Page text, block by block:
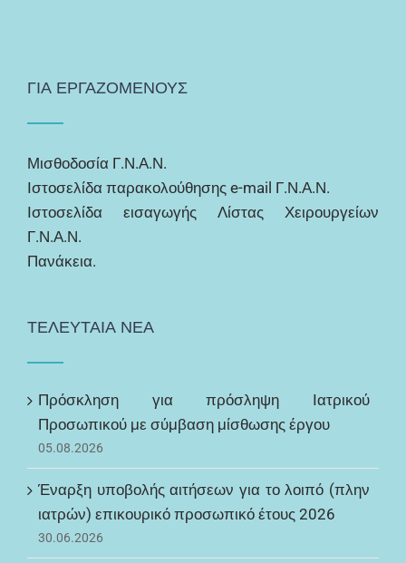
ΓΙΑ ΕΡΓΑΖΟΜΕΝΟΥΣ
Μισθοδοσία Γ.Ν.Α.Ν.
Ιστοσελίδα παρακολούθησης e-mail Γ.Ν.Α.Ν.
Ιστοσελίδα εισαγωγής Λίστας Χειρουργείων
Γ.Ν.Α.Ν.
Πανάκεια.
ΤΕΛΕΥΤΑΙΑ ΝΕΑ
Πρόσκληση για πρόσληψη Ιατρικού
Προσωπικού με σύμβαση μίσθωσης έργου
05.08.2026
Έναρξη υποβολής αιτήσεων για το λοιπό (πλην
ιατρών) επικουρικό προσωπικό έτους 2026
30.06.2026